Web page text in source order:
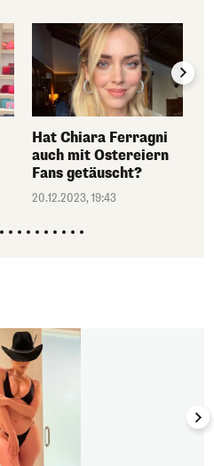
Hat Chiara Ferragni
auch mit Ostereiern
Fans getäuscht?
20.12.2023, 19:43